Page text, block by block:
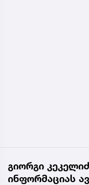
გიორგი
ინფორმაციას